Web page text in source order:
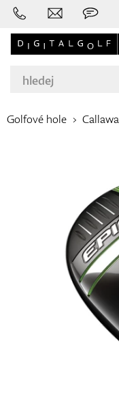
Golfové hole